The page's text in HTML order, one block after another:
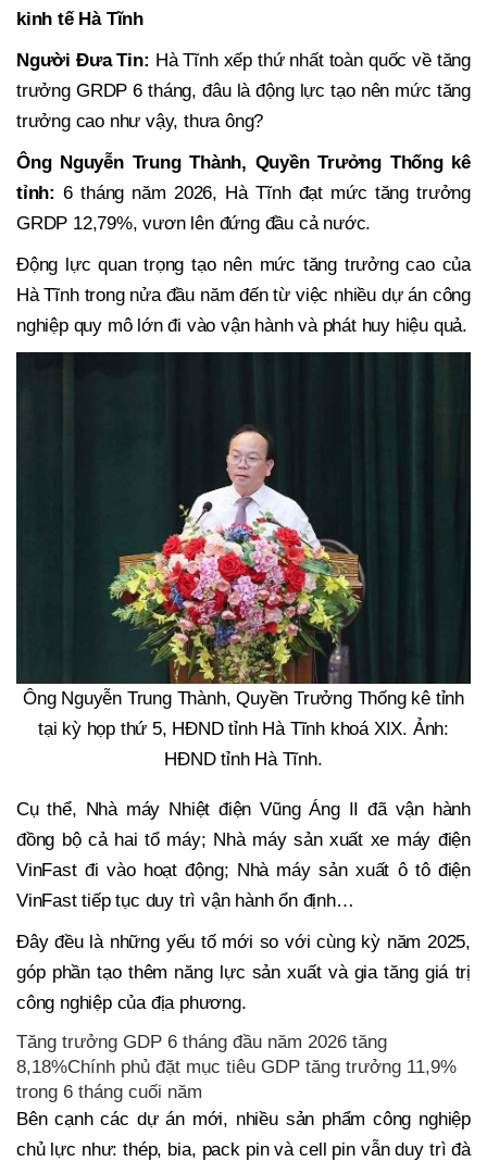
kinh tếHà Tĩnh
Người Đưa Tin: Hà Tĩnh xếp thứ nhất toàn quốc về tăng
trưởng GRDP 6 tháng, đâu là động lực tạo nên mức tăng
trưởng cao như vậy, thưa ông?
Ông Nguyễn Trung Thành, Quyền Trưởng Thống kê
tỉnh: 6 tháng năm 2026, Hà Tĩnh đạt mức tăng trưởng
GRDP 12,79%, vươn lên đứng đầu cả nước.
Động lực quan trọng tạo nên mức tăng trưởng cao của
Hà Tĩnh trong nửa đầu năm đến từ việc nhiều dự án công
nghiệp quy mô lớn đi vào vận hành và phát huy hiệu quả.
Ông Nguyễn Trung Thành, Quyền Trưởng Thống kê tỉnh
tại kỳ họp thứ 5, HĐND tỉnh Hà Tĩnh khoá XIX. Ảnh:
HĐND tỉnh Hà Tĩnh.
Cụ thể, Nhà máy Nhiệt điện Vũng Áng II đã vận hành
đồng bộ cả hai tổ máy; Nhà máy sản xuất xe máy điện
VinFast đi vào hoạt động; Nhà máy sản xuất ô tô điện
VinFast tiếp tục duy trì vận hành ổn định…
Đây đều là những yếu tố mới so với cùng kỳ năm 2025,
góp phần tạo thêm năng lực sản xuất và gia tăng giá trị
công nghiệp của địa phương.
Tăng trưởng GDP 6 tháng đầu năm 2026 tăng
8,18%Chính phủ đặt mục tiêu GDP tăng trưởng 11,9%
trong 6 tháng cuối năm
Bên cạnh các dự án mới, nhiều sản phẩm công nghiệp
chủ lực như: thép, bia, pack pin và cell pin vẫn duy trì đà